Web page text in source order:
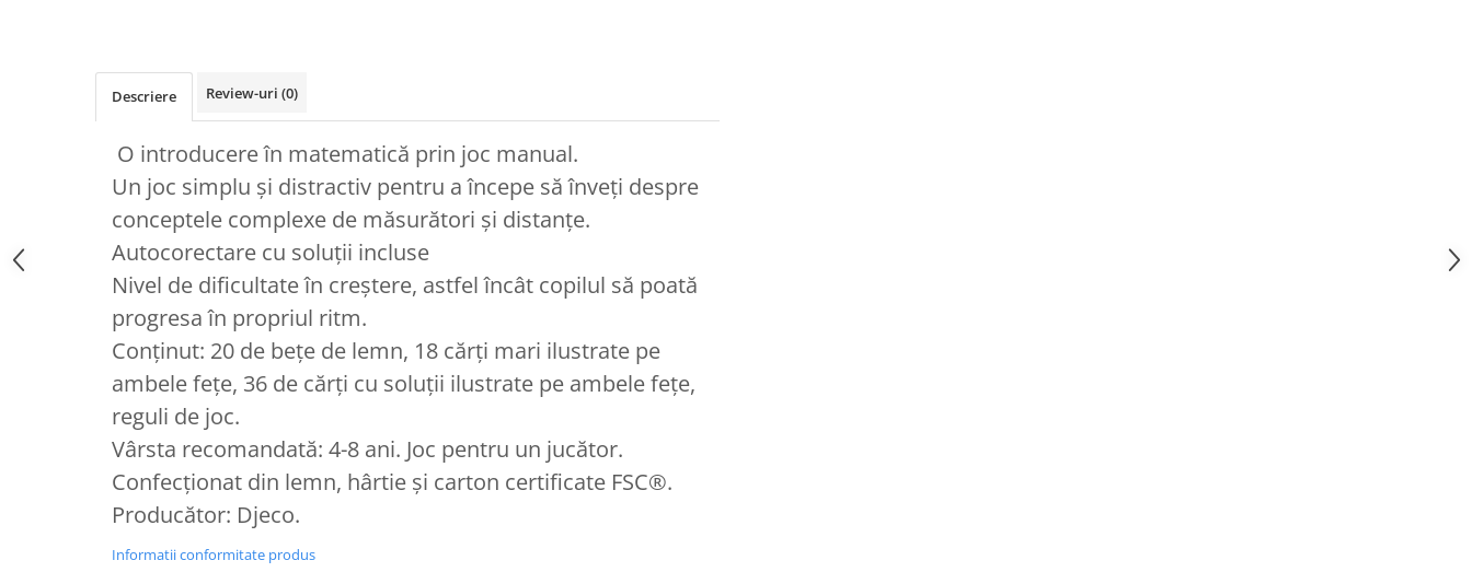
Descriere Review-uri (0)
O introducere în matematică prin joc manual.
Un joc simplu și distractiv pentru a începe să înveți despre
conceptele complexe de măsurători și distanțe.
Autocorectare cu soluții incluse
Nivel de dificultate în creștere, astfel încât copilul să poată
progresa în propriul ritm.
Conținut: 20 de bețe de lemn, 18 cărți mari ilustrate pe
ambele fețe, 36 de cărți cu soluții ilustrate pe ambele fețe,
reguli de joc.
Vârsta recomandată: 4-8 ani. Joc pentru un jucător.
Confecționat din lemn, hârtie și carton certificate FSC®.
Producător: Djeco.
Informatii conformitate produs